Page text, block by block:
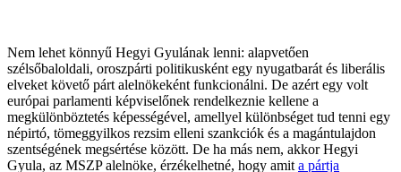
Nem lehet könnyű Hegyi Gyulának lenni: alapvetően
szélsőbaloldali, oroszpárti politikusként egy nyugatbarát és liberális
elveket követő párt alelnökeként funkcionálni. De azért egy volt
európai parlamenti képviselőnek rendelkeznie kellene a
megkülönböztetés képességével, amellyel különbséget tud tenni egy
népirtó, tömeggyilkos rezsim elleni szankciók és a magántulajdon
szentségének megsértése között. De ha más nem, akkor Hegyi
Gyula, az MSZP alelnöke, érzékelhetné, hogy amit a pártja